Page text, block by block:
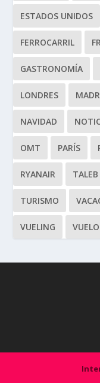
ESTADOS UNIDOS
FERROCARRIL
GASTRONOMÍA
LONDRES
NAVIDAD
OMT PARÍS
RYANAIR TALEB
TURISMO
VUELING